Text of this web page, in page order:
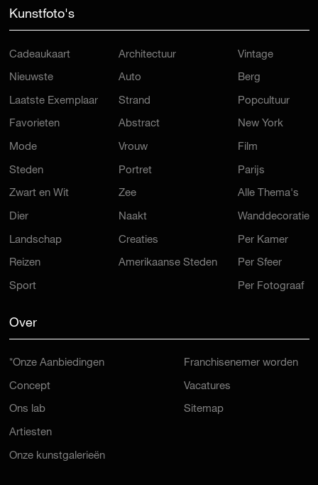
Kunstfoto's
Cadeaukaart
Nieuwste
Laatste Exemplaar
Favorieten
Mode
Steden
Zwart en Wit
Dier
Landschap
Reizen
Sport
Architectuur
Auto
Strand
Abstract
Vrouw
Portret
Zee
Naakt
Creaties
Amerikaanse Steden
Vintage
Berg
Popcultuur
New York
Film
Parijs
Alle Thema's
Wanddecoratie
Per Kamer
Per Sfeer
Per Fotograaf
Over
*Onze Aanbiedingen
Concept
Ons lab
Artiesten
Onze kunstgalerieën
Franchisenemer worden
Vacatures
Sitemap